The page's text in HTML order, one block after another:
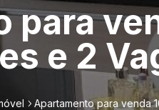
e 2
Apartamento para venda